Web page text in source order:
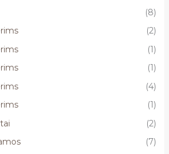
(8)
(2)
(1)
(1)
(4)
(1)
(2)
(7)